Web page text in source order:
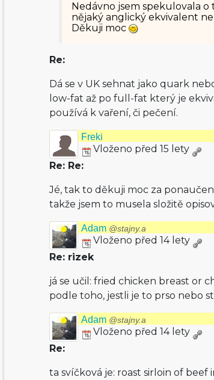
Nedávno jsem spekulovala o
nějaký anglický ekvivalent
Děkuji moc
Re:
Dá se v UK sehnat jako quark
low-fat až po full-fat který je
používá k vaření, či pečení.
Freki
Vloženo před 15 lety
Re: Re:
Jé, tak to děkuji moc za
takže jsem to musela složitě
Adam @stajny.a
Vloženo před 14 lety
Re: rizek
já se učil: fried chicken breast or
podle toho, jestli je to prso nebo
Adam @stajny.a
Vloženo před 14 lety
Re:
ta svíčková je: roast sirloin of beef